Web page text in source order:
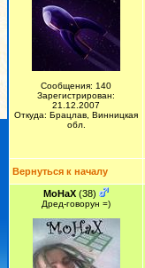
Сообщения: 140
Зарегистрирован:
21.12.2007
Откуда: Брацлав, Винницкая
обл.
Вернуться к началу
MoHaX (38)
Дред-говорун =)